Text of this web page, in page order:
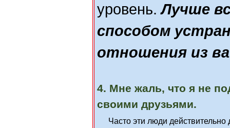
уровень.Лучше
способом
отношения из
4. Мне жаль, что я не
своими друзьями.
Часто эти люди